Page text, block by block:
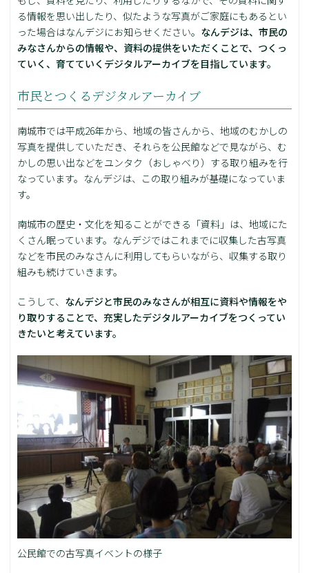
る情報を思い出したり、似たような写真がご家庭にもあるとい
った場合はなんデジにお知らせください。 なんデジは、市民の
みなさんからの情報や、資料の提供をいただくことで、つくっ
ていく、育てていくデジタルアーカイブを目指しています。
市民とつくるデジタルアーカイブ
南城市では平成26年から、地域の皆さんから、地域のむかしの
写真を提供していただき、それらを公民館などで見ながら、む
かしの思い出などをユンタク（おしゃべり）する取り組みを行
なっています。なんデジは、この取り組みが基礎になっていま
す。
南城市の歴史・文化を知ることができる「資料」は、地域にた
くさん眠っています。なんデジではこれまでに収集した古写真
などを市民のみなさんに利用してもらいながら、収集する取り
組みも続けていきます。
こうして、 なんデジと市民のみなさんが相互に資料や情報をや
り取りすることで、充実したデジタルアーカイブをつくってい
きたいと考えています。
公民館での古写真イベントの様子